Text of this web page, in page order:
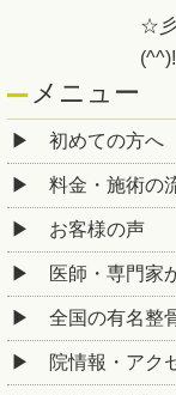
☆彡
メニュー
初めての方へ
料金・施術の
お客様の声
医師・専門家
全国の有名整
院情報・アク